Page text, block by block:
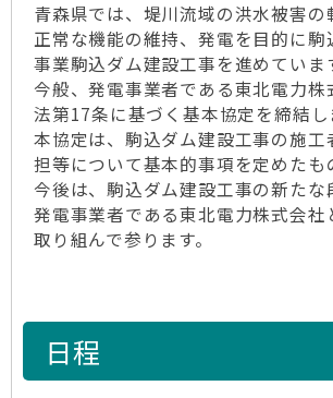
青森県では、堤川流域の洪水被害の
正常な機能の維持、発電を目的に駒
事業駒込ダム建設工事を進めていま
今般、発電事業者である東北電力株
法第17条に基づく基本協定を締結
本協定は、駒込ダム建設工事の施工
担等について基本的事項を定めたも
今後は、駒込ダム建設工事の新たな
発電事業者である東北電力株式会社
取り組んで参ります。
日程